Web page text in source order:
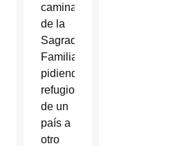
caminata
de la
Sagrada
Familia
pidiendo
refugio
de un
país a
otro